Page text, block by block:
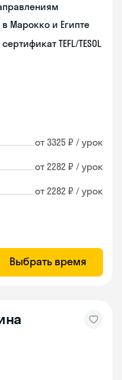
Марокко и Египте
TEFL/TESOL
от 3325 ₽ / урок
от 2282 ₽ / урок
от 2282 ₽ / урок
Выбрать время